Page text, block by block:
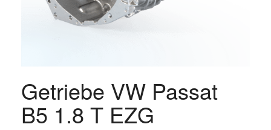
Getriebe VW Passat
B5 1.8 T EZG